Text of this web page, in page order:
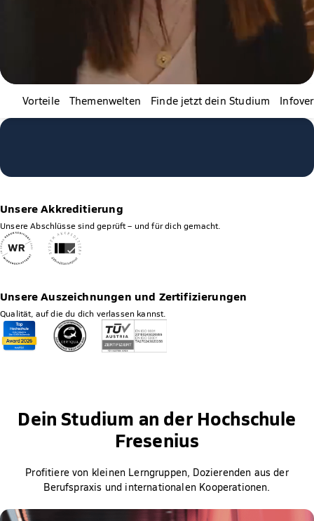
Vorteile Themenwelten Finde jetzt dein Studium
Unsere Akkreditierung
Unsere Abschlüsse sind geprüft – und für dich gemacht.
Unsere Auszeichnungen und Zertifizierungen
Qualität, auf die du dich verlassen kannst.
Dein Studium an der Hochschule
Fresenius
Profitiere von kleinen Lerngruppen, Dozierenden aus der
Berufspraxis und internationalen Kooperationen.